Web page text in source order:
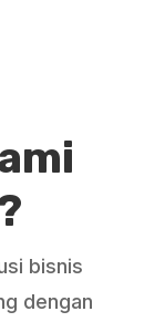
bisnis
dengan